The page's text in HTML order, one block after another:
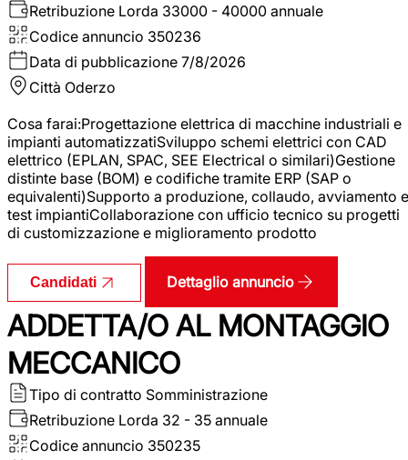
Retribuzione Lorda 33000 - 40000 annuale
Codice annuncio 350236
Data di pubblicazione 7/8/2026
Città Oderzo
Cosa farai:Progettazione elettrica di macchine industriali e
impianti automatizzatiSviluppo schemi elettrici con CAD
elettrico (EPLAN, SPAC, SEE Electrical o similari)Gestione
distinte base (BOM) e codifiche tramite ERP (SAP o
equivalenti)Supporto a produzione, collaudo, avviamento e
test impiantiCollaborazione con ufficio tecnico su progetti
di customizzazione e miglioramento prodotto
Candidati Dettaglio annuncio
ADDETTA/O AL MONTAGGIO
MECCANICO
Tipo di contratto Somministrazione
Retribuzione Lorda 32 - 35 annuale
Codice annuncio 350235